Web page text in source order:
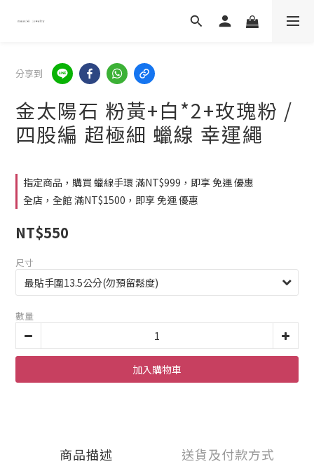
分享到
金太陽石 粉黃+白*2+玫瑰粉 /
四股編 超極細 蠟線 幸運繩
指定商品，購買 蠟線手環 滿NT$999，即享 免運 優惠
全店，全館 滿NT$1500，即享 免運 優惠
NT$550
尺寸
數量
加入購物車
商品描述 送貨及付款方式